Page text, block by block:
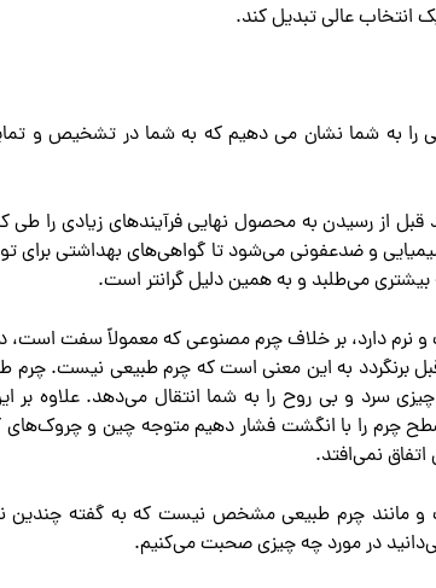
انتخاب عالی تبدیل کند.
را به شما نشان می دهیم که به شما در تشخیص و
از رسیدن به محصول نهایی فرآیندهای زیادی را طی
و ضدعفونی می‌شود تا گواهی‌های بهداشتی برای
بیشتری می‌طلبد و به همین دلیل گرانتر است.
نرم دارد، بر خلاف چرم مصنوعی که معمولاً سفت است،
قبل برنگردد به این معنی است که چرم طبیعی نیست. چرم
سرد و بی روح را به شما انتقال می‌دهد. علاوه بر
سطح چرم را با انگشت فشار دهیم متوجه چین و
نمی‌افتد.
مانند چرم طبیعی مشخص نیست که به گفته چندین
در مورد چه چیزی صحبت می‌کنیم.